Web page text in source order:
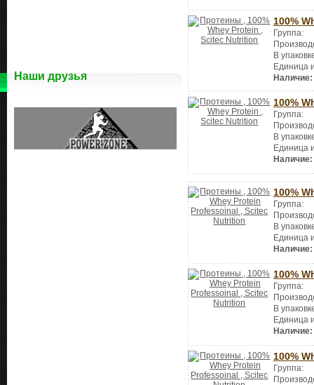
Наши друзья
100%
Группа:
В
Единица
Наличие:
100%
Группа:
В
Единица
Наличие:
100%
Группа:
В
Единица
Наличие:
100%
Группа:
В
Единица
Наличие:
100%
Группа: